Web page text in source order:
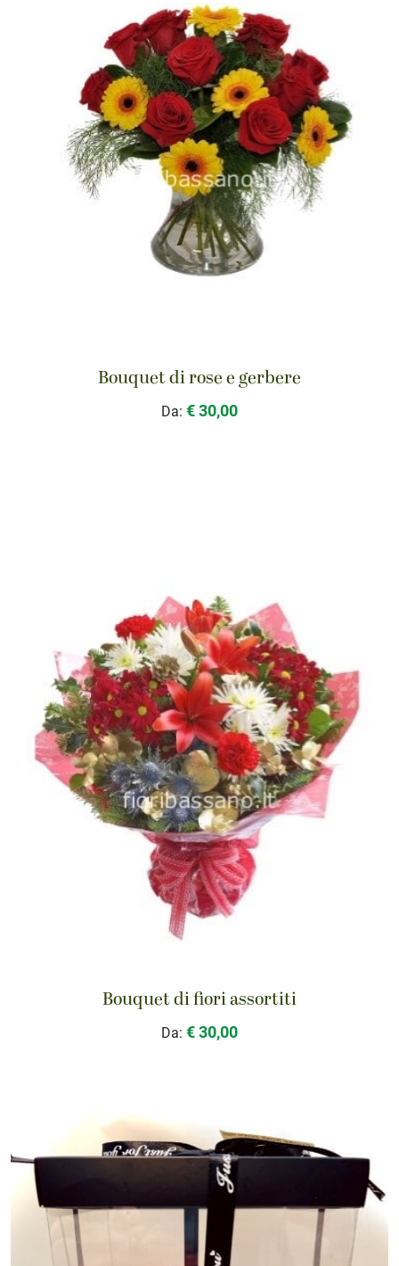
Bouquet di rose e gerbere
Da: € 30,00
Bouquet di fiori assortiti
Da: € 30,00